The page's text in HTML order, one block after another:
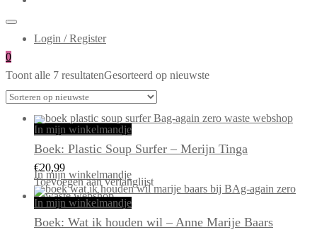
Login / Register
0
Toont alle 7 resultatenGesorteerd op nieuwste
In mijn winkelmandje
Boek: Plastic Soup Surfer – Merijn Tinga
€20,99
In mijn winkelmandje
Toevoegen aan verlanglijst
In mijn winkelmandje
Boek: Wat ik houden wil – Anne Marije Baars